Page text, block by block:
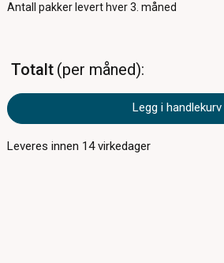
Antall pakker levert hver 3. måned
Totalt per måned
Legg i handlekurv
Leveres innen 14virkedager